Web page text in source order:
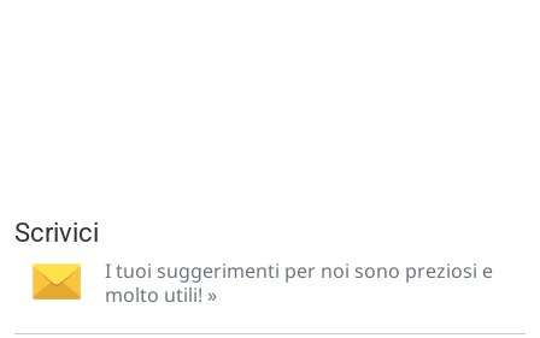
Scrivici
I tuoi suggerimenti per noi sono preziosi e
molto utili! »